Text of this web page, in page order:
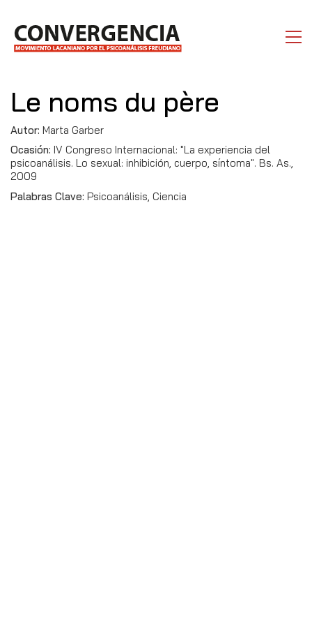
Le noms du père
Autor: Marta Garber
Ocasión: IV Congreso Internacional: "La experiencia del
psicoanálisis. Lo sexual: inhibición, cuerpo, síntoma". Bs. As.,
2009
Palabras Clave: Psicoanálisis, Ciencia